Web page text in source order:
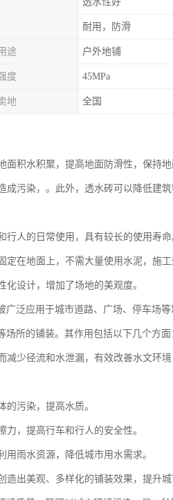
耐用，防滑
途 户外地铺
度 45MPa
地 全国
积水积聚，提高地面防滑性，保持地
污染，。此外，透水砖可以降低建
人的日常使用，具有较长的使用寿命
在地面上，不需大量使用水泥，施工
设计，增加了场地的美观度。
泛应用于城市道路、广场、停车场等
所的铺装。其作用包括以下几个方面
少径流和水泄漏，有效改善水文环
污染，提高水质。
，提高行车和行人的安全性。
雨水资源，降低城市用水需求。
出美观、多样化的铺装效果，提升城